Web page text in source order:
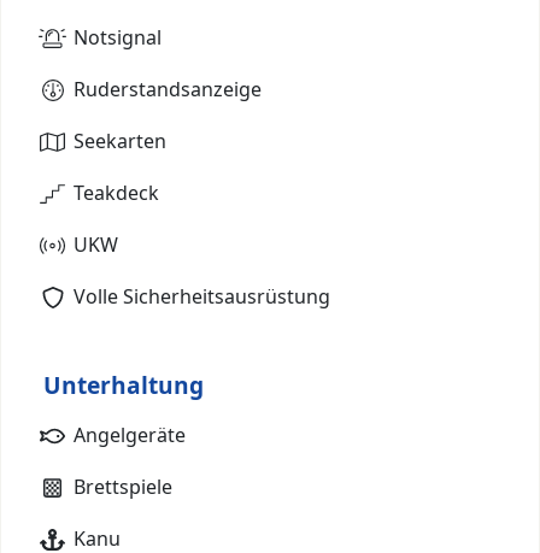
Notsignal
Ruderstandsanzeige
Seekarten
Teakdeck
UKW
Volle Sicherheitsausrüstung
Unterhaltung
Angelgeräte
Brettspiele
Kanu